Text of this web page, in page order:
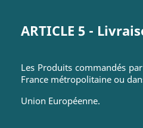
ARTICLE 5 -
Les Produits commandés
France métropolitaine ou
Union Européenne.